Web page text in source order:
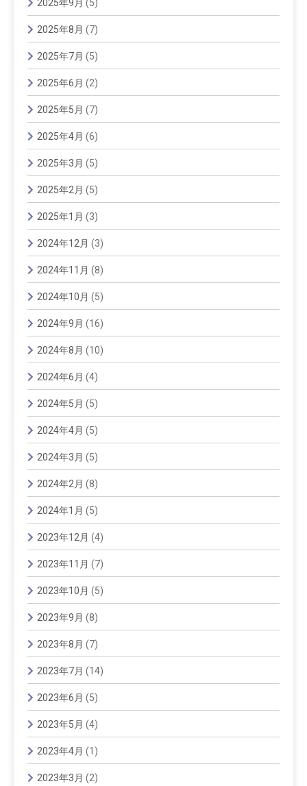
2025年9月 (5)
2025年8月 (7)
2025年7月 (5)
2025年6月 (2)
2025年5月 (7)
2025年4月 (6)
2025年3月 (5)
2025年2月 (5)
2025年1月 (3)
2024年12月 (3)
2024年11月 (8)
2024年10月 (5)
2024年9月 (16)
2024年8月 (10)
2024年6月 (4)
2024年5月 (5)
2024年4月 (5)
2024年3月 (5)
2024年2月 (8)
2024年1月 (5)
2023年12月 (4)
2023年11月 (7)
2023年10月 (5)
2023年9月 (8)
2023年8月 (7)
2023年7月 (14)
2023年6月 (5)
2023年5月 (4)
2023年4月 (1)
2023年3月 (2)